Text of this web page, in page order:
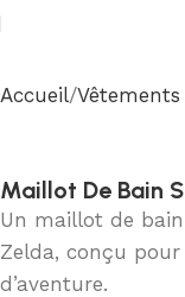
Accueil
Maillot De Bain
Un maillot de
Zelda, conçu
d’aventure.